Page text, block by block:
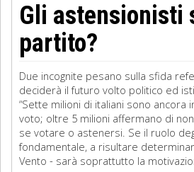
Gli astensionisti
partito?
Due incognite pesano sulla sfida
deciderà il futuro volto politico ed
“Sette milioni di italiani sono ancora
voto; oltre 5 milioni affermano di
se votare o astenersi. Se il ruolo
fondamentale, a risultare
Vento - sarà soprattutto la